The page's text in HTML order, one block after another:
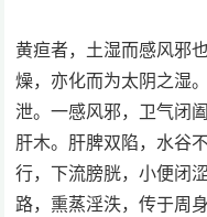
黄疸者，土湿而感风邪
燥，亦化而为太阴之湿
泄。一感风邪，卫气闭
肝木。肝脾双陷，水谷
行，下流膀胱，小便闭
路，熏蒸淫泆，传于周